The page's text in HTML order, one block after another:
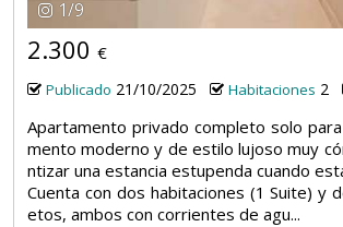
1/9
2.300 €
Publicado 21/10/2025 Habitaciones 2
Apartamento privado completo solo
mento moderno y de estilo lujoso muy
ntizar una estancia estupenda cuando
Cuenta con dos habitaciones (1 Suite) y
etos, ambos con corrientes de agu...